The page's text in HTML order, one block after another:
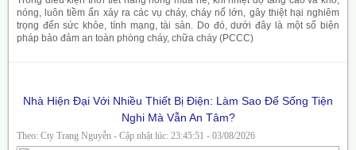
nóng, luôn tiềm ẩn xảy ra các vụ cháy, cháy nổ lớn, gây thiệt hại nghiêm
trọng đến sức khỏe, tính mạng, tài sản. Do đó, dưới đây là một số biện
pháp bảo đảm an toàn phòng cháy, chữa cháy (PCCC)
Nhà Hiện Đại Với Nhiều Thiết Bị Điện: Làm Sao Để Sống Tiện
Nghi Mà Vẫn An Tâm?
Theo: Cty Trang Nguyễn - Cập nhật lúc: 23:45:51 - 03/08/2026